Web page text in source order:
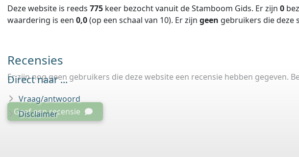
Deze website is reeds 775 keer bezocht vanuit de Stamboom Gids. Er zijn 0
waardering is een 0,0(op een schaal van 10). Er zijn geen gebruikers die deze
Recensies
Er zijn nog geen gebruikers die deze website een recensie hebben gegeven.
Geef een recensie
Direct naar ...
Vraag/antwoord
Disclaimer